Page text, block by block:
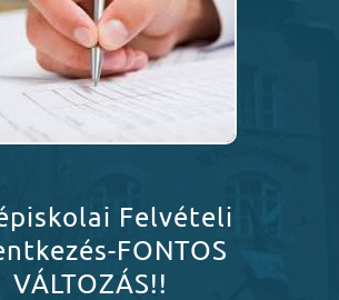
Felvételi
FONTOS
VÁLTOZÁS!!